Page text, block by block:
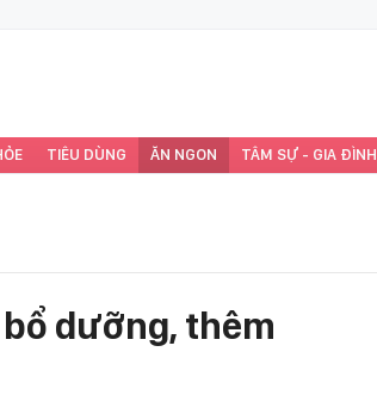
TIÊU DÙNG ĂN NGON TÂM SỰ - GIA ĐÌNH
dưỡng, thêm